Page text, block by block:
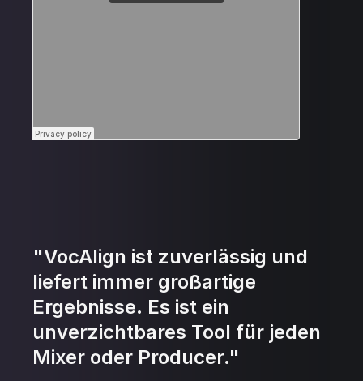
"VocAlign ist zuverlässig und
liefert immer großartige
Ergebnisse. Es ist ein
unverzichtbares Tool für jeden
Mixer oder Producer."